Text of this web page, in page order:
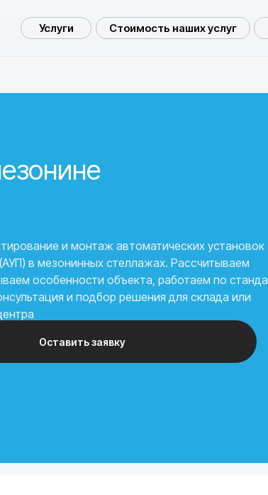
Услуги Стоимость наших услуг
Оставить заявку
и монтаж автоматических установок
в мезонинных стеллажах. Рассчитываем
особенности объекта, работаем по
и подбор решения для склада или